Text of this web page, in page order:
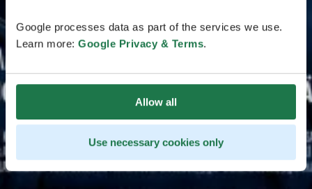
Google processes data as part of the services we use.
Learn more: Google Privacy & Terms.
Allow all
Use necessary cookies only